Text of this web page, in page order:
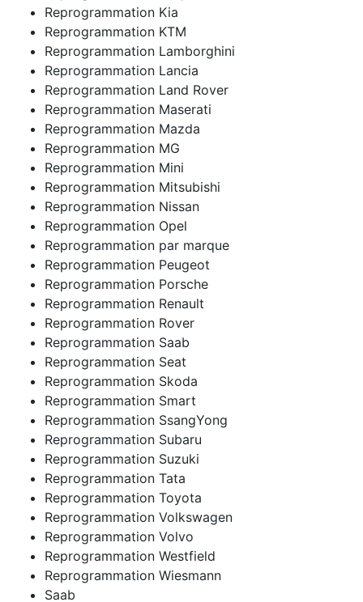
Reprogrammation Kia
Reprogrammation KTM
Reprogrammation Lamborghini
Reprogrammation Lancia
Reprogrammation Land Rover
Reprogrammation Maserati
Reprogrammation Mazda
Reprogrammation MG
Reprogrammation Mini
Reprogrammation Mitsubishi
Reprogrammation Nissan
Reprogrammation Opel
Reprogrammation par marque
Reprogrammation Peugeot
Reprogrammation Porsche
Reprogrammation Renault
Reprogrammation Rover
Reprogrammation Saab
Reprogrammation Seat
Reprogrammation Skoda
Reprogrammation Smart
Reprogrammation SsangYong
Reprogrammation Subaru
Reprogrammation Suzuki
Reprogrammation Tata
Reprogrammation Toyota
Reprogrammation Volkswagen
Reprogrammation Volvo
Reprogrammation Westfield
Reprogrammation Wiesmann
Saab